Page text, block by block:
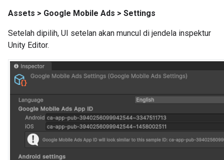
Assets > Google Mobile Ads > Settings
Setelah dipilih, UI setelan akan muncul di jendela inspektur
Unity Editor.